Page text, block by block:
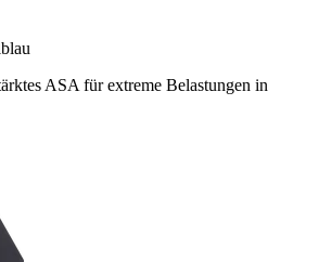
ASA für extreme Belastungen in